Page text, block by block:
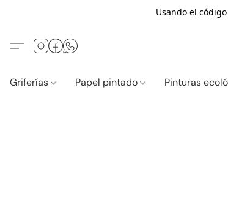
Usando el
Griferías Papel pintado Pinturas